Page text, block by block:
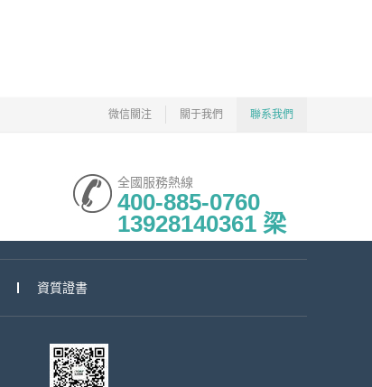
聯系我們
微信關注 關于我們
全國服務熱線
400-885-0760
13928140361 梁
資質證書